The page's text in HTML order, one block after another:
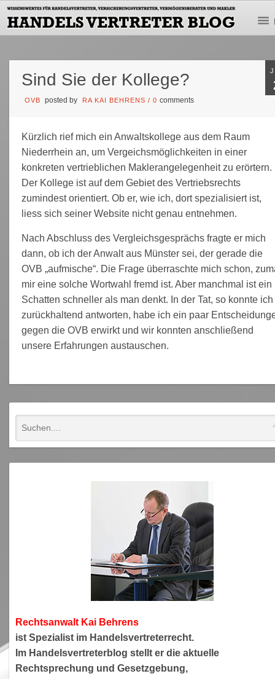
Sind Sie der Kollege?
OVB posted by RA KAI BEHRENS /0comments
Kürzlich rief mich ein Anwaltskollege aus dem Raum
Niederrhein an, um Vergeichsmöglichkeiten in einer
konkreten vertrieblichen Maklerangelegenheit zu erörtern.
Der Kollege ist auf dem Gebiet des Vertriebsrechts
zumindest orientiert. Ob er, wie ich, dort spezialisiert ist,
liess sich seiner Website nicht genau entnehmen.
Nach Abschluss des Vergleichsgesprächs fragte er mich
dann, ob ich der Anwalt aus Münster sei, der gerade die
OVB „aufmische“. Die Frage überraschte mich schon,
mir eine solche Wortwahl fremd ist. Aber manchmal ist ein
Schatten schneller als man denkt. In der Tat, so konnte ich
zurückhaltend antworten, habe ich ein paar
gegen die OVB erwirkt und wir konnten anschließend
unsere Erfahrungen austauschen.
Rechtsanwalt Kai Behrens
ist Spezialist im Handelsvertreterrecht.
Im Handelsvertreterblog stellt er die aktuelle
Rechtsprechung und Gesetzgebung,